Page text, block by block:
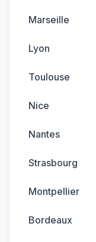
Marseille
Lyon
Toulouse
Nice
Nantes
Strasbourg
Montpellier
Bordeaux